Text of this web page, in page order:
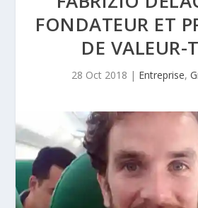
FONDATEUR ET
DE VALEUR-
28 Oct 2018 | Entreprise,